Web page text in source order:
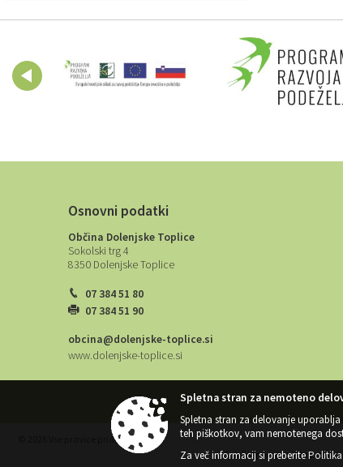
Osnovni podatki
Občina Dolenjske Toplice
Sokolski trg 4
8350 Dolenjske Toplice
07 384 51 80
07 384 51 90
obcina@dolenjske-toplice.si
www.dolenjske-toplice.si
© 2026 Vse pravice pridržane
Splošni pogoji spletne strani
Spletna stran za nemoteno
Spletna stran za delovanje
teh piškotkov, vam nemotenega
Za več informacij si preberite